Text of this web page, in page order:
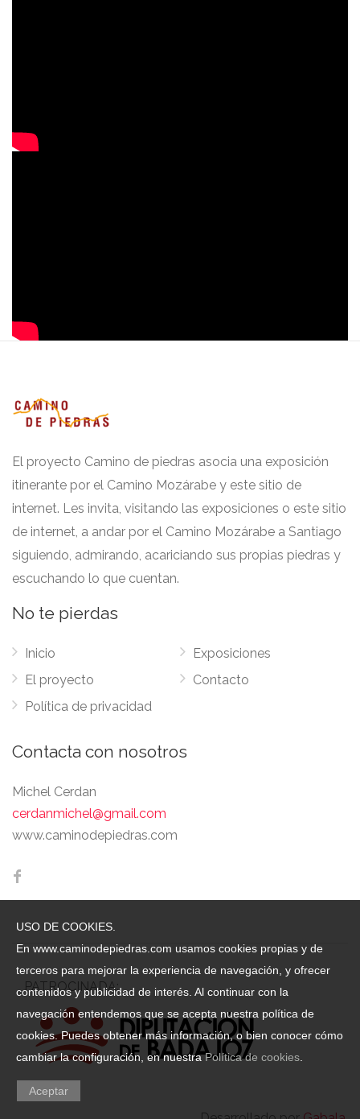
USO DE COOKIES.
En www.caminodepiedras.com usamos cookies propias y de
terceros para mejorar la experiencia de navegación, y ofrecer
contenidos y publicidad de interés. Al continuar con la
navegación entendemos que se acepta nuestra política de
cookies. Puedes obtener más información, o bien conocer cómo
cambiar la configuración, en nuestraPolítica de cookies
Aceptar
El proyecto Camino de piedras asocia una exposición
itinerante por el Camino Mozárabe y este sitio de
internet. Les invita, visitando las exposiciones o este sitio
de internet, a andar por el Camino Mozárabe a Santiago
siguiendo, admirando, acariciando sus propias piedras y
escuchando lo que cuentan.
No te pierdas
Inicio
El proyecto
Política de privacidad
Exposiciones
Contacto
Contacta con nosotros
Michel Cerdan
cerdanmichel@gmail.com
www.caminodepiedras.com
PATROCINADA: